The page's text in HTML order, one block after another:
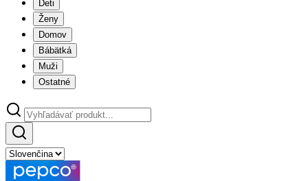
Deti
Ženy
Domov
Bábätká
Muži
Ostatné